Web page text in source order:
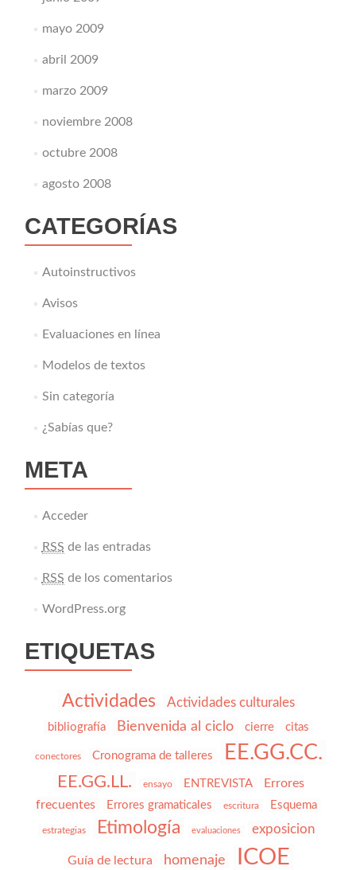
mayo 2009
abril 2009
marzo 2009
noviembre 2008
octubre 2008
agosto 2008
CATEGORÍAS
Autoinstructivos
Avisos
Evaluaciones en línea
Modelos de textos
Sin categoría
¿Sabías que?
META
Acceder
RSS de las entradas
RSS de los comentarios
WordPress.org
ETIQUETAS
Actividades Actividades culturales
bibliografía Bienvenida al ciclo cierre citas
conectores Cronograma de talleres EE.GG.CC.
EE.GG.LL. ensayo ENTREVISTA
Errores
frecuentes
Errores gramaticales escritura Esquema
estrategias Etimología evaluaciones exposicion
Guía de lectura homenaje ICOE